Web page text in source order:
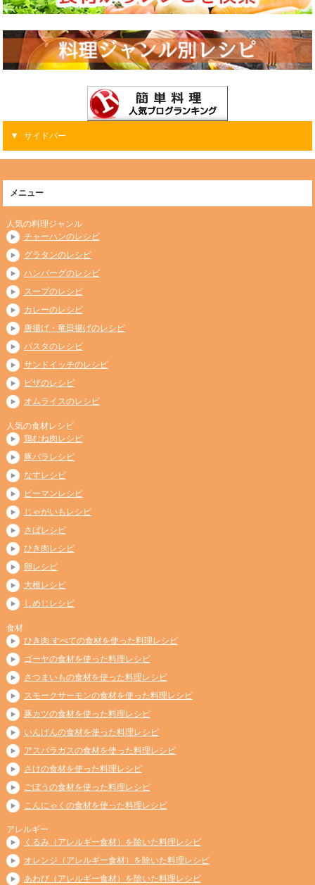
サイドバー
メニュー
人気の料理ジャンル
チャーハンのレシピ
グラタンのレシピ
ハンバーグのレシピ
スープのレシピ
カレーのレシピ
唐揚げ・竜田揚げのレシピ
パスタのレシピ
サンドイッチのレシピ
ピザのレシピ
オムライスのレシピ
人気の食材レシピ
鶏むね肉レシピ
豚バラレシピ
なすレシピ
ピーマンレシピ
じゃがいもレシピ
さばレシピ
ひき肉レシピ
卵レシピ
大根レシピ
しめじレシピ
食材
ひき肉 すべての食材を使った料理レシピ
ゴーヤの食材を使った料理レシピ
さつまいもの食材を使った料理レシピ
スモークサーモンの食材を使った料理レシピ
豚カツの食材を使った料理レシピ
いんげんの食材を使った料理レシピ
アスパラガスの食材を使った料理レシピ
さけの食材を使った料理レシピ
ごぼうの食材を使った料理レシピ
こんにゃくの食材を使った料理レシピ
アレルギー
くるみ（アレルギー食材）を除いた料理レシピ
オレンジ（アレルギー食材）を除いた料理レシピ
あわび（アレルギー食材）を除いた料理レシピ